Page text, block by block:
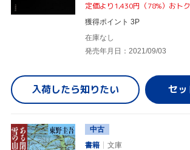
定価より1,430円（78%）おトク
獲得ポイント 3P
在庫なし
発売年月日：2021/09/03
入荷したら知りたい
中古
書籍
文庫